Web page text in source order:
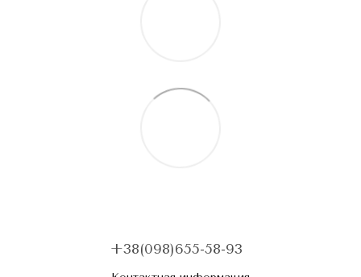
+38(098)655-58-93